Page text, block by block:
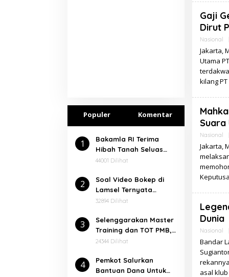
Populer Komentar
1
Bakamla RI Terima
Hibah Tanah Seluas
7.000 Meter² Dari
Selatan
44001 Dilihat
2
Soal Video Bokep di
Lamsel Ternyata
Dalangnya Seorang
32894 Dilihat
3
⁠Selenggarakan Master
Training dan TOT PMB,
Rektor Ucapkan
Balitbang dan Diklat
Kemenag RI
24344 Dilihat
4
Pemkot Salurkan
Bantuan Dana Untuk
Gaji
Dirut
Nasional
Jakarta,
Utama
kilang
Suara
Nasional
Jakarta,
Dunia
Nasional
Bandar
asal